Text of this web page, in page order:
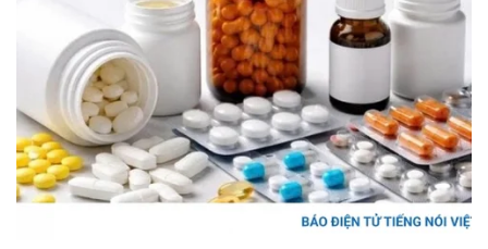
Ô tô - Xe máy